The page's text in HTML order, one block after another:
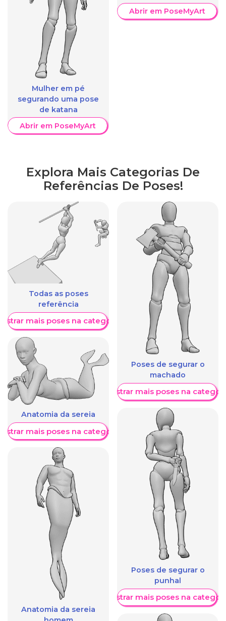
Mulher em pé
segurando uma pose
de katana
Abrir em PoseMyArt
Abrir em PoseMyArt
Explora Mais Categorias De
Referências De Poses!
Todas as poses
referência
mais poses na categoria
Anatomia da sereia
mais poses na categoria
Anatomia da sereia
Poses de segurar o
machado
Mostrar mais poses na
Poses de segurar o
punhal
Mostrar mais poses na